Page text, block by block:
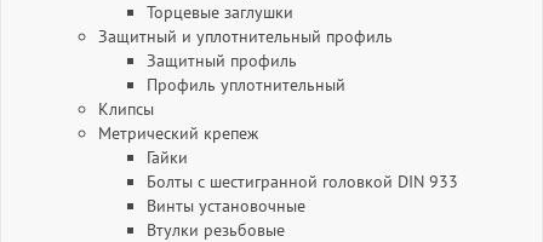
Торцевые заглушки
Защитный и уплотнительный профиль
Защитный профиль
Профиль уплотнительный
Клипсы
Метрический крепеж
Гайки
Болты с шестигранной головкой DIN 933
Винты установочные
Втулки резьбовые